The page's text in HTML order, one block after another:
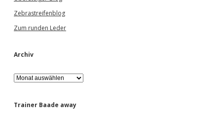
Zebrastreifenblog
Zum runden Leder
Archiv
A
r
h
Trainer Baade away